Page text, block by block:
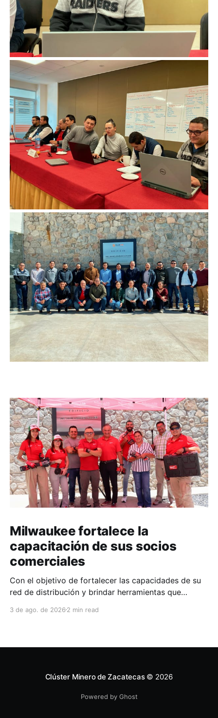
Milwaukee fortalece la
capacitación de sus socios
comerciales
Con el objetivo de fortalecer las capacidades de su
red de distribución y brindar herramientas que
técnico, Milwaukee llevó a cabo una capacitación
distribuidor FiZac. La
3 de ago. de 2026 2 min read
Clúster Minero de Zacatecas© 2026
Powered by Ghost